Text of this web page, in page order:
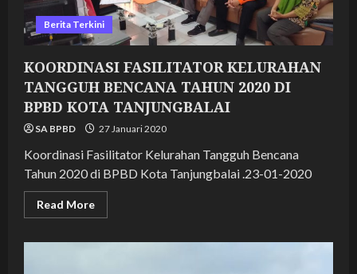
Berita Terkini
KOORDINASI FASILITATOR KELURAHAN
TANGGUH BENCANA TAHUN 2020 DI
BPBD KOTA TANJUNGBALAI
SA BPBD 27 Januari 2020
Koordinasi Fasilitator Kelurahan Tangguh Bencana
Tahun 2020 di BPBD Kota Tanjungbalai .23-01-2020
Read MoreRead
more